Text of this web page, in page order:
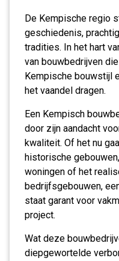
De Kempische regio
geschiedenis,
tradities. In het hart
van bouwbedrijven
Kempische bouwstijl
het vaandel dragen.
Een Kempisch
door zijn aandacht
kwaliteit. Of het nu
historische
woningen of het
bedrijfsgebouwen,
staat garant voor
project.
Wat deze
diepgewortelde